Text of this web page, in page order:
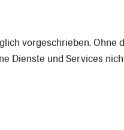
vorgeschrieben. Ohne
Dienste und Services